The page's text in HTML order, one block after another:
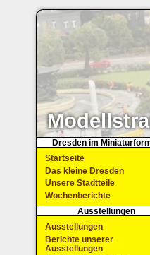
Dresden im
Startseite
Das kleine Dresden
Unsere Stadtteile
Wochenberichte
Ausstellungen
Ausstellungen
Berichte unserer
Ausstellungen